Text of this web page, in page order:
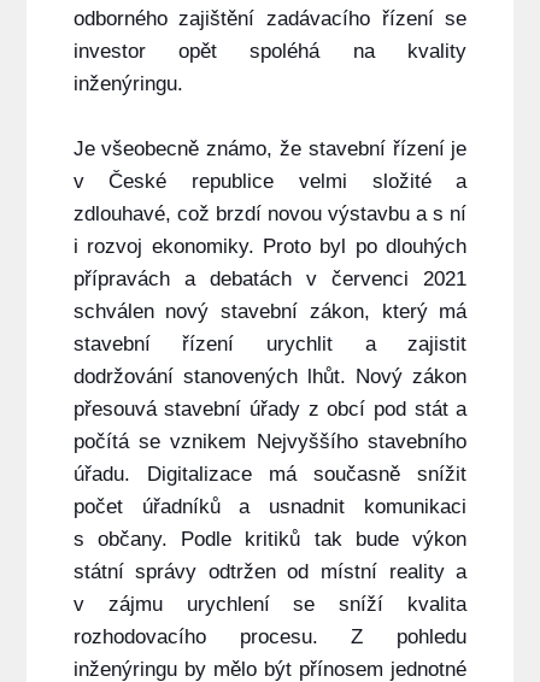
odborného zajištění zadávacího řízení se
investor opět spoléhá na kvality
inženýringu.
Je všeobecně známo, že stavební řízení je
v České republice velmi složité a
zdlouhavé, což brzdí novou výstavbu a s ní
i rozvoj ekonomiky. Proto byl po dlouhých
přípravách a debatách v červenci 2021
schválen nový stavební zákon, který má
stavební řízení urychlit a zajistit
dodržování stanovených lhůt. Nový zákon
přesouvá stavební úřady z obcí pod stát a
počítá se vznikem Nejvyššího stavebního
úřadu. Digitalizace má současně snížit
počet úřadníků a usnadnit komunikaci
s občany. Podle kritiků tak bude výkon
státní správy odtržen od místní reality a
v zájmu urychlení se sníží kvalita
rozhodovacího procesu. Z pohledu
inženýringu by mělo být přínosem jednotné